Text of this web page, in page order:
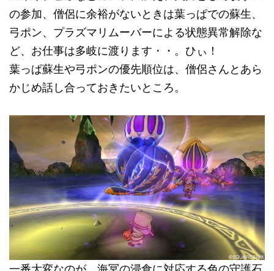
の参加、僧侶に余裕がないときは葉っぱでの蘇生、
弓ポン、プラズマリムーバーによる状態異常解除な
ど、お仕事は多岐に渡ります・・。ひぃ！
葉っぱ蘇生や弓ポンの優先順位は、僧侶さんとあら
かじめ話し合っておきたいところ。